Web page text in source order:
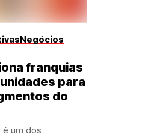
Negócios
franquias
para
do
é um dos